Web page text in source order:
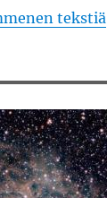
tekstiä